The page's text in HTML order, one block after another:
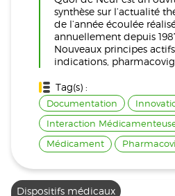
synthèse sur l’actualité
de l’année écoulée
annuellement depuis
Nouveaux principes
indications,
Tag(s) :
Documentation
Interaction
Médicament
Dispositifs médicaux